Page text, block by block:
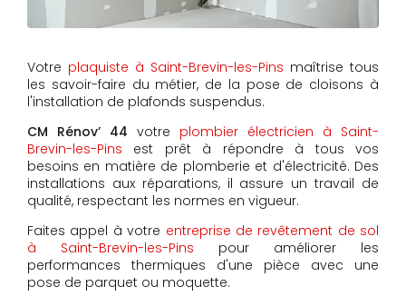
Votre plaquiste à Saint-Brevin-les-Pins maîtrise tous
les savoir-faire du métier, de la pose de cloisons à
l'installation de plafonds suspendus.
CM Rénov’ 44 votre plombier électricien à Saint-
Brevin-les-Pins est prêt à répondre à tous vos
besoins en matière de plomberie et d'électricité. Des
installations aux réparations, il assure un travail de
qualité, respectant les normes en vigueur.
Faites appel à votre entreprise de revêtement de sol
à Saint-Brevin-les-Pins pour améliorer les
performances thermiques d'une pièce avec une
pose de parquet ou moquette.